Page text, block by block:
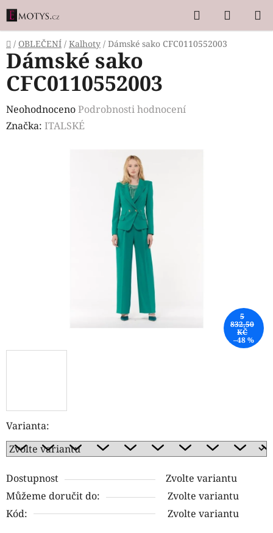
Přejít
na
obsah
Hledat
KOŠÍK
Domů
/ OBLEČENÍ / Kalhoty / Dámské sako CFC0110552003
Varianta:
Dostupnost
Zvolte variantu
Můžeme doručit do:
Zvolte variantu
Kód:
Zvolte variantu
Dámské sako
CFC0110552003
Průměrné
hodnocení
NeohodnocenoPodrobnosti hodnocení
Značka: ITALSKÉ
5
832,50
KČ
–48 %